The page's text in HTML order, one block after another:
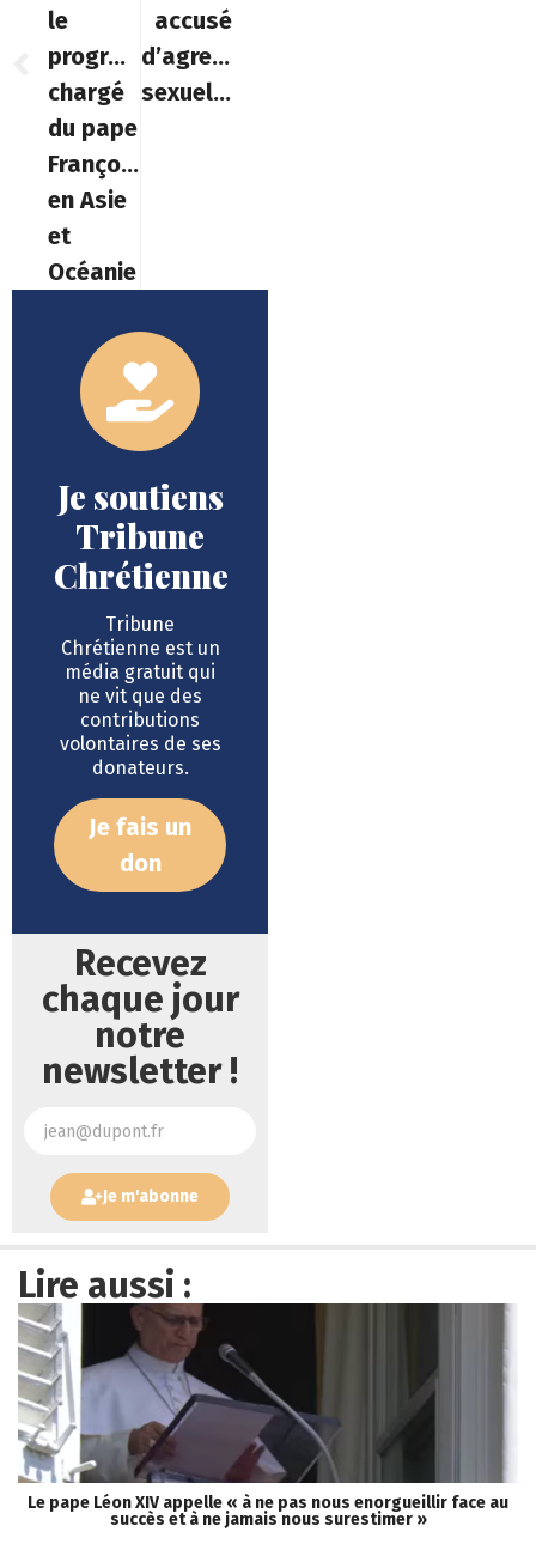
le
programme
chargé
du pape
François
en Asie
et
Océanie
accusé
d’agression
sexuelle
Je soutiens
Tribune
Chrétienne
Tribune
Chrétienne est un
média gratuit qui
ne vit que des
contributions
volontaires de ses
donateurs.
Je fais un
don
Recevez
chaque jour
notre
newsletter !
Je m'abonne
Lire aussi :
Le pape Léon XIV appelle « à ne pas nous enorgueillir face au
succès et à ne jamais nous surestimer »